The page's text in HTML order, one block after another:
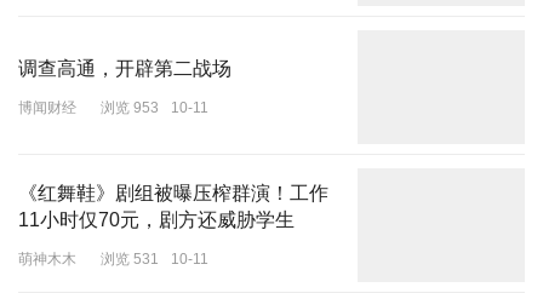
调查高通，开辟第二战场
博闻财经 浏览 953 10-11
《红舞鞋》剧组被曝压榨群演！工作
11小时仅70元，剧方还威胁学生
萌神木木 浏览 531 10-11